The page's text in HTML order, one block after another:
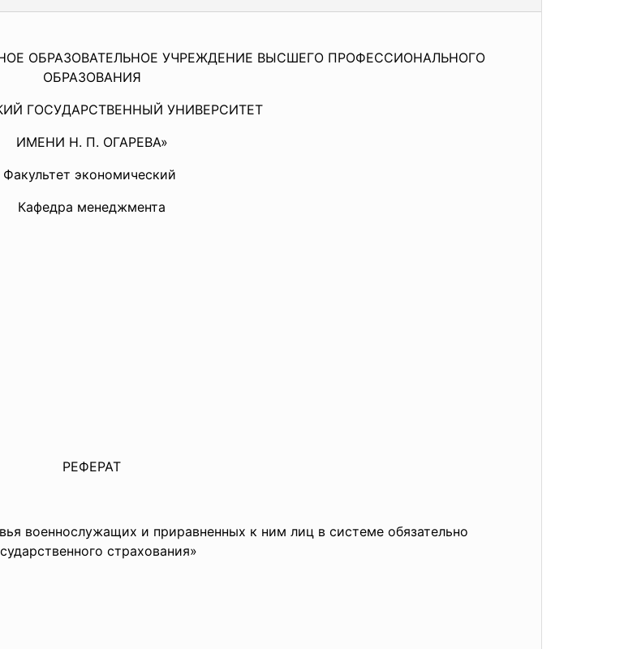
ОБРАЗОВАТЕЛЬНОЕ УЧРЕЖДЕНИЕ ВЫСШЕГО ПРОФЕССИОНАЛЬНОГО
ОБРАЗОВАНИЯ
ГОСУДАРСТВЕННЫЙ УНИВЕРСИТЕТ
ИМЕНИ Н. П. ОГАРЕВА»
Факультет экономический
Кафедра менеджмента
РЕФЕРАТ
военнослужащих и приравненных к ним лиц в системе обязательно
страхования»